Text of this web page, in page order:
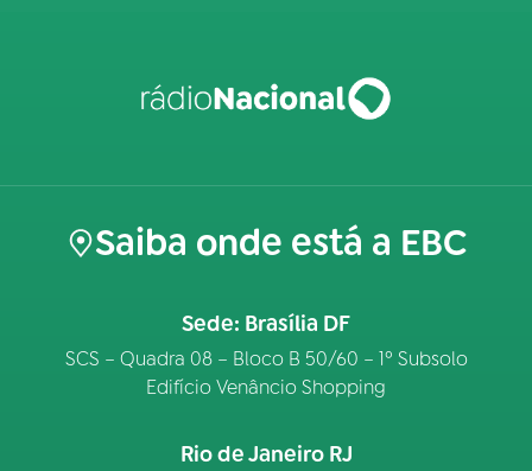
Saiba onde está a EBC
Sede: Brasília DF
SCS – Quadra 08 – Bloco B 50/60 – 1º Subsolo
Edifício Venâncio Shopping
Rio de Janeiro RJ